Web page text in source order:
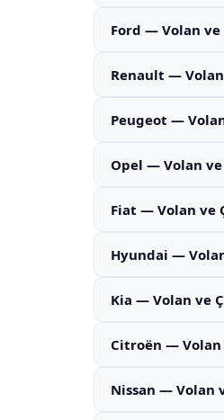
Ford — Volan ve
Renault — Volan
Peugeot —
Opel — Volan ve
Fiat — Volan ve
Hyundai —
Kia — Volan ve
Citroën — Volan
Nissan — Volan